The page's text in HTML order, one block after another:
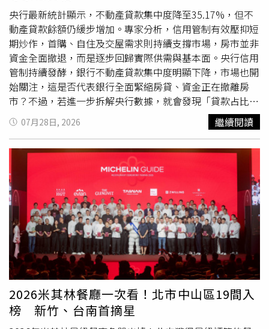
與自住規劃。半數購屋族偏好住宅大樓觀察非六都各縣市
Q1房貸資料，除了南投、基隆、花東地區主力購屋年齡層
落在40~50歲，其他縣市多以30~40歲的青壯族群為主力，
且部分地區年輕族群佔比有增加的趨勢，另外觀察，約有6
成縣市購屋偏好3年內新屋，產品類型除了鍾情透天宅，包
括新竹縣市、苗栗縣、嘉義市等縣市，均有超過半數購屋
族，偏好住宅大樓。台灣房屋集團趨勢中心經理李家妮表
示，六都以外地區普遍因青壯年人口外移，部分縣市購屋主
力年齡層相對偏高，像嘉義縣市、苗栗等具備產業投資與就
業機會的城市，近年受惠科技園區、重大建設帶動，吸引買
氣回流，也拉抬年輕購屋族佔比逐步提升。相較都會區高房
價，多數首購族受限於預算，往往得在屋齡、坪數與地段間
取捨，非六都多數縣市房價相對親民，在相同預算下，更有
機會入手屋齡新穎、坪數更大的住宅，甚至透天產品。非六
都地區近一年房貸狀況。（圖／台灣房屋提供）財神爺忘記
走！才剛刮中324萬 他2個月後又抱回3243萬8/6關公聖
誕！ 命理師點名「6種人」快拜 求財求職保平安個股：嘉澤
(3533)除息首日順利達陣填息，H2營收、毛利率動能看增
央行最新統計顯示，不動產貸款集中度降至35.17%，但不
動產貸款餘額仍緩步增加。專家分析，信用管制有效壓抑短
期炒作，首購、自住及交屋需求則持續支撐市場，房市並非
資金全面撤退，而是逐步回歸實際供需與基本面。央行信用
管制持續發酵，銀行不動產貸款集中度明顯下降，市場也開
始關注，這是否代表銀行全面緊縮房貸、資金正在撤離房
市？不過，若進一步拆解央行數據，就會發現「貸款占比下
降」與「貸款金額減少」其實是兩回事。截至2026年5月
底，全體銀行不動產貸款集中度降至35.17%，較2024年6
月底的37.61%下降2.44個百分點；但同期不動產貸款餘額
並未縮減，反而由2025年底的15.06兆元增加至15.25兆
元，顯示銀行仍持續承作房貸，只是放款成長速度已逐步趨
緩。房貸占比降了 不代表銀行全面縮手
台灣房屋
趨勢中心
執行長張旭嵐表示，不動產貸款集中度是一項比率，分子與
分母的變動，都會影響最終數字，因此集中度下降，不能直
接解讀為銀行全面緊縮房貸，或資金已大舉撤離房市。她舉
例，若銀行整體放款成長速度高於不動產貸款，作為分母的
總放款增加幅度較大，即使不動產貸款仍持續成長，集中度
比率仍可能下降。從實際金額來看，不動產貸款餘額仍由
2025年底的15.06兆元增加至15.25兆元，反映銀行房貸業
務並未停擺，市場仍存在首購、自住、換屋與新屋交屋等實
際資金需求，只是貸款增幅已受到控制。台股資金需求升
07月28日, 2026 繼續閱讀
2026米其林餐廳一次看！北市中山區19間入
榜 新竹、台南首摘星